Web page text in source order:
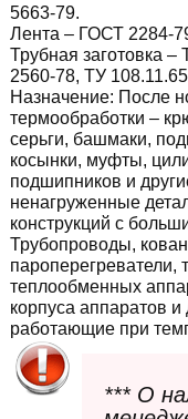
5663-79.
Лента – ГОСТ 2284-
Трубная заготовка
2560-78, ТУ
Назначение: После
термообработки –
серьги, башмаки,
косынки, муфты,
подшипников и
ненагруженные
конструкций с
Трубопроводы,
пароперегреватели,
теплообменных
корпуса аппаратов и
работающие при
*** О